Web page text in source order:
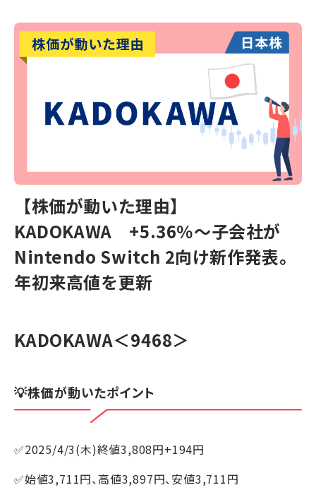
【株価が動いた理由】
KADOKAWA +5.36％～子会社が
Nintendo Switch 2向け新作発表。
年初来高値を更新
KADOKAWA＜9468＞
💡株価が動いたポイント
✅2025/4/3(木)終値3,808円+194円
✅始値3,711円、高値3,897円、安値3,711円